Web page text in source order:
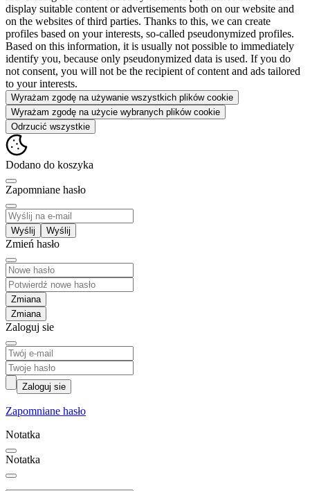
display suitable content or advertisements both on our website and
on the websites of third parties. Thanks to this, we can create
profiles based on your interests, so-called pseudonymized profiles.
Based on this information, it is usually not possible to immediately
identify you, because only pseudonymized data is used. If you do
not consent, you will not be the recipient of content and ads tailored
to your interests.
Wyrażam zgodę na używanie wszystkich plików cookie
Wyrażam zgodę na użycie wybranych plików cookie
Odrzucić wszystkie
Dodano do koszyka
Zapomniane hasło
Wyślij
Zmień hasło
Zmiana
Zaloguj sie
Zaloguj sie
Zapomniane hasło
Notatka
Notatka